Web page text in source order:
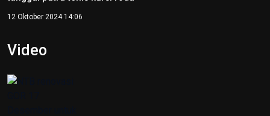
12 Oktober 2024 14:06
Video